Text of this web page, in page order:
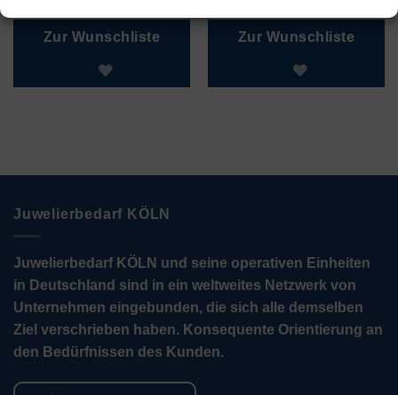
Zur Wunschliste Zur Wunschliste
Juwelierbedarf KÖLN
Juwelierbedarf KÖLN und seine operativen Einheiten
in Deutschland sind in ein weltweites Netzwerk von
Unternehmen eingebunden, die sich alle demselben
Ziel verschrieben haben. Konsequente Orientierung an
den Bedürfnissen des Kunden.